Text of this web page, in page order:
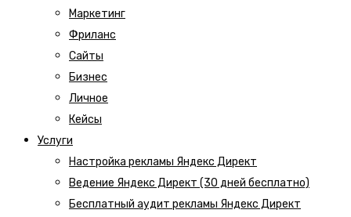
Маркетинг
Фриланс
Сайты
Бизнес
Личное
Кейсы
Услуги
Настройка рекламы Яндекс Директ
Ведение Яндекс Директ (30 дней бесплатно)
Бесплатный аудит рекламы Яндекс Директ